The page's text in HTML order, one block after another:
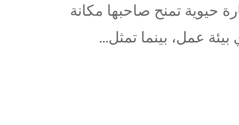
حيوية تمنح صاحبها مكانة
عمل، بينما تمثل...